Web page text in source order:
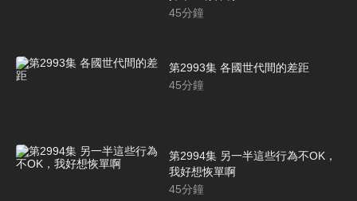
45分鐘
第2993集 各國世代間的差距
45分鐘
第2994集 另一半這些行為不OK，
我好想恢單啊
45分鐘